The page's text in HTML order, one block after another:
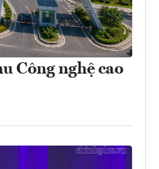
Công nghệ cao